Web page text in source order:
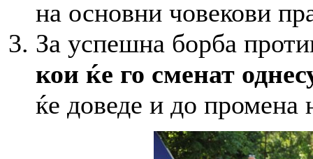
на основни човекови
За успешна борба
кои ќе го сменат
ќе доведе и до промена